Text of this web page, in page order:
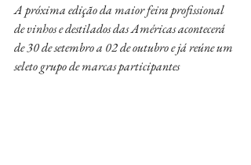
A próxima edição da maior feira profissional
de vinhos e destilados das Américas acontecerá
de 30 de setembro a 02 de outubro e já reúne um
seleto grupo de marcas participantes